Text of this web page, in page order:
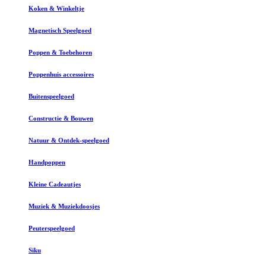
Koken & Winkeltje
Magnetisch Speelgoed
Poppen & Toebehoren
Poppenhuis accessoires
Buitenspeelgoed
Constructie & Bouwen
Natuur & Ontdek-speelgoed
Handpoppen
Kleine Cadeautjes
Muziek & Muziekdoosjes
Peuterspeelgoed
Siku